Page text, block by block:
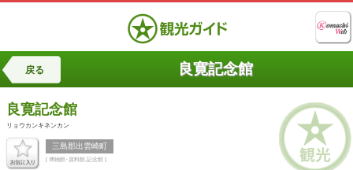
戻る 良寛記念館
良寛記念館
リョウカンキネンカン
三島郡出雲崎町
[ 博物館･資料館,記念館 ]